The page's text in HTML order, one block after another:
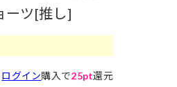
ーツ[推し]
ログイン購入で25pt還元